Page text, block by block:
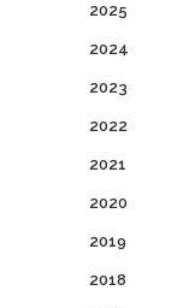
2025
2024
2023
2022
2021
2020
2019
2018